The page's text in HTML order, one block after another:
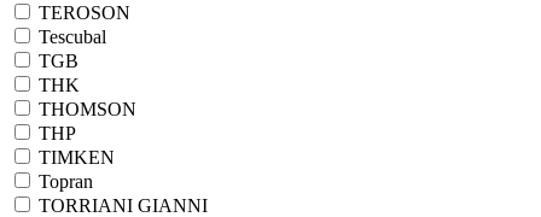
TEROSON
Tescubal
TGB
THK
THOMSON
THP
TIMKEN
Topran
TORRIANI GIANNI